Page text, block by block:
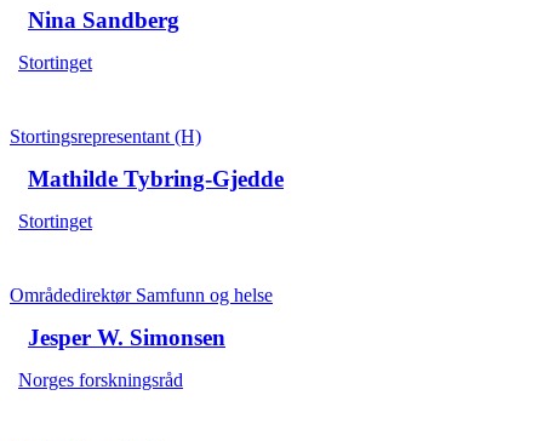
Nina Sandberg
Stortinget
Stortingsrepresentant (H)
Mathilde Tybring-Gjedde
Stortinget
Områdedirektør Samfunn og helse
Jesper W. Simonsen
Norges forskningsråd